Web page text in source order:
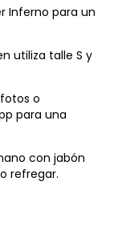
Inferno para un
utiliza talle S y
o
para una
con jabón
refregar.